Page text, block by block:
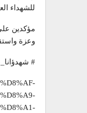
للشهداء
مؤكدين
وعزة
#